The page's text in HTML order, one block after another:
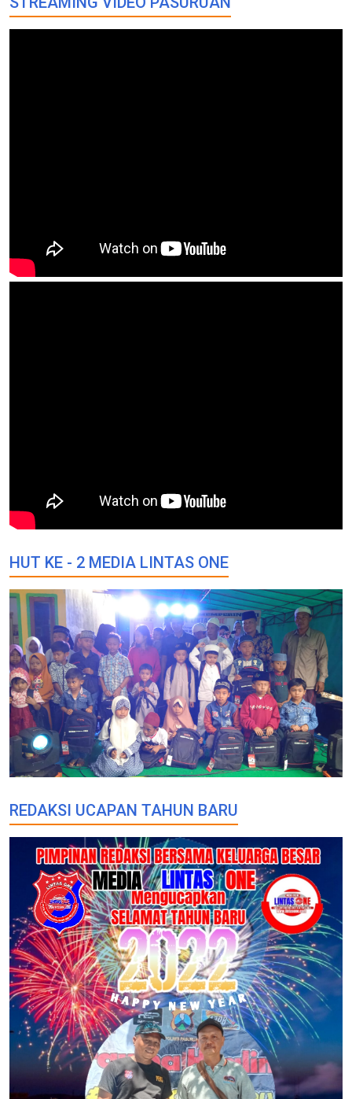
HUT KE - 2 MEDIA LINTAS ONE
REDAKSI UCAPAN TAHUN BARU